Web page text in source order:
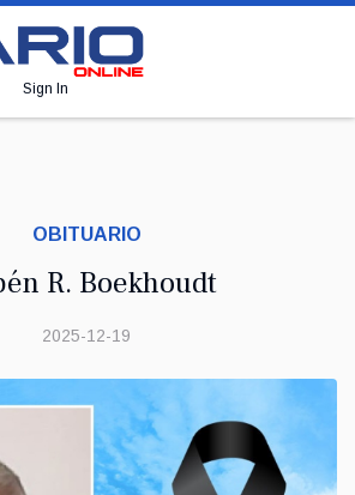
Sign In
OBITUARIO
R. Boekhoudt
2025-12-19